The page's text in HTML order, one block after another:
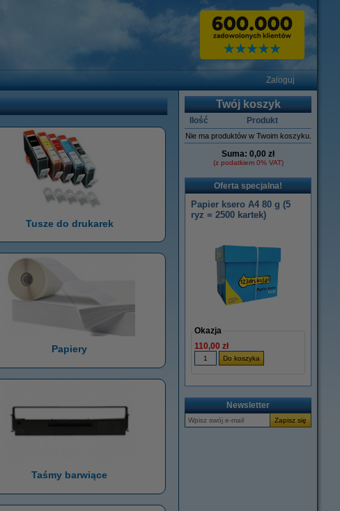
Zaloguj
Tusze do drukarek
Papiery
Taśmy barwiące
Twój koszyk
Ilość Produkt
Nie ma produktów w Twoim koszyku.
Suma: 0,00 zł
(z podatkiem 0% VAT)
Oferta specjalna!
Papier ksero A4 80 g (5
ryz = 2500 kartek)
Okazja
110,00 zł
Newsletter